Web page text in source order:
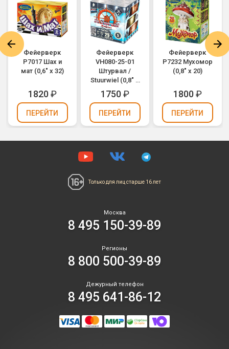
Фейерверк
Р7017 Шах и
мат (0,6" х 32)
1820₽
ПЕРЕЙТИ
Фейерверк
VH080-25-01
Штурвал /
Stuurwiel (0,8" х
25)
1750₽
ПЕРЕЙТИ
Фейерверк
Р7232 Мухомор
(0,8" х 20)
1800₽
ПЕРЕЙТИ
Только для лицстарше 16 лет
Москва
8 495 150-39-89
Регионы
8 800 500-39-89
Дежурный телефон
8 495 641-86-12